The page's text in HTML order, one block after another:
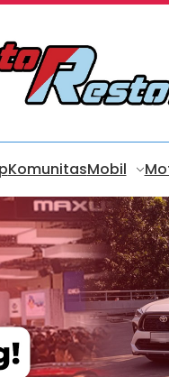
KomunitasMobil